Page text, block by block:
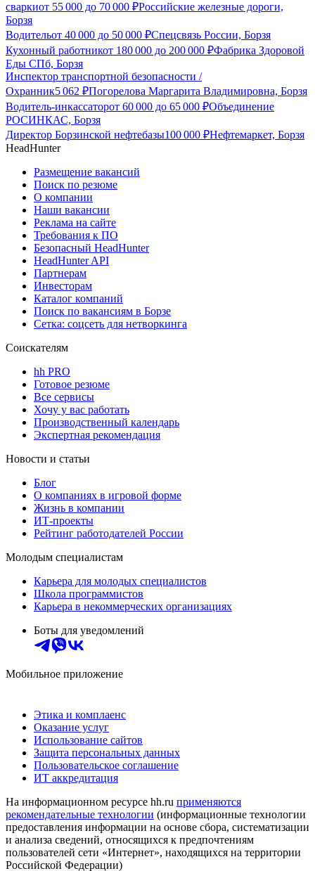
сваркиот 55 000 до 70 000 ₽Российские железные дороги,
Борзя
Водительот 40 000 до 50 000 ₽Спецсвязь России, Борзя
Кухонный работникот 180 000 до 200 000 ₽Фабрика Здоровой
Еды СПб, Борзя
Инспектор транспортной безопасности /
Охранник5 062 ₽Погорелова Маргарита Владимировна, Борзя
Водитель-инкассаторот 60 000 до 65 000 ₽Объединение
РОСИНКАС, Борзя
Директор Борзинской нефтебазы100 000 ₽Нефтемаркет, Борзя
HeadHunter
Размещение вакансий
Поиск по резюме
О компании
Наши вакансии
Реклама на сайте
Требования к ПО
Безопасный HeadHunter
HeadHunter API
Партнерам
Инвесторам
Каталог компаний
Поиск по вакансиям в Борзе
Сетка: соцсеть для нетворкинга
Соискателям
hh PRO
Готовое резюме
Все сервисы
Хочу у вас работать
Производственный календарь
Экспертная рекомендация
Новости и статьи
Блог
О компаниях в игровой форме
Жизнь в компании
ИТ-проекты
Рейтинг работодателей России
Молодым специалистам
Карьера для молодых специалистов
Школа программистов
Карьера в некоммерческих организациях
Боты для уведомлений
Мобильное приложение
Этика и комплаенс
Оказание услуг
Использование сайтов
Защита персональных данных
Пользовательское соглашение
ИТ аккредитация
На информационном ресурсе hh.ru применяются
рекомендательные технологии (информационные технологии
предоставления информации на основе сбора, систематизации
и анализа сведений, относящихся к предпочтениям
пользователей сети «Интернет», находящихся на территории
Российской Федерации)